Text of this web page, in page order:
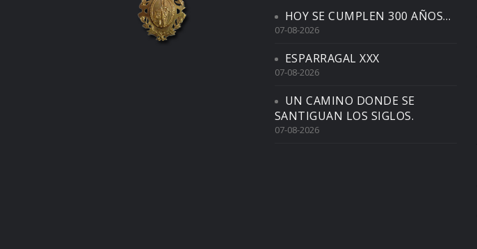
HOY SE CUMPLEN 300 AÑOS…
07-08-2026
ESPARRAGAL XXX
07-08-2026
UN CAMINO DONDE SE
SANTIGUAN LOS SIGLOS.
07-08-2026